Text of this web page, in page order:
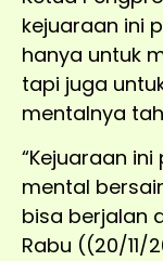
kejuaraan ini
hanya untuk
tapi juga
mentalnya
“Kejuaraan
mental
bisa berjalan
Rabu ((20/11/